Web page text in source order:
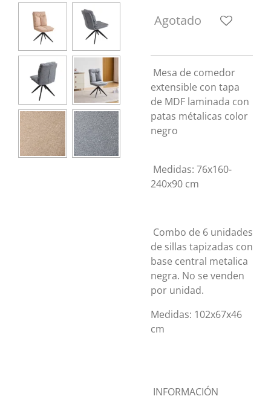
Agotado
Mesa de comedor
extensible con tapa
de MDF laminada con
patas métalicas color
negro
Medidas: 76x160-
240x90 cm
Combo de 6 unidades
de sillas tapizadas con
base central metalica
negra. No se venden
por unidad.
Medidas: 102x67x46
cm
INFORMACIÓN